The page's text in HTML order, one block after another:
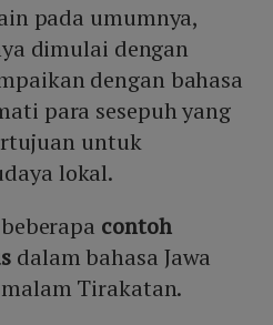
Mute
pada umumnya,
dimulai dengan
dengan bahasa
para sesepuh yang
untuk
lokal.
contoh
dalam bahasa Jawa
Tirakatan.